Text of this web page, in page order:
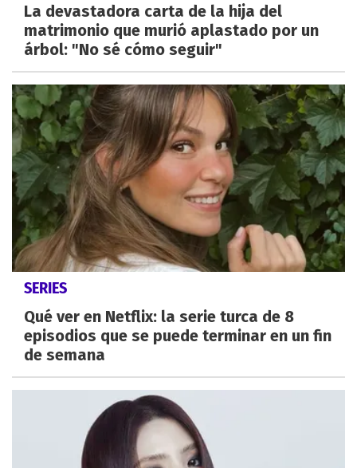
La devastadora carta de la hija del
matrimonio que murió aplastado por un
árbol: "No sé cómo seguir"
SERIES
Qué ver en Netflix: la serie turca de 8
episodios que se puede terminar en un fin
de semana